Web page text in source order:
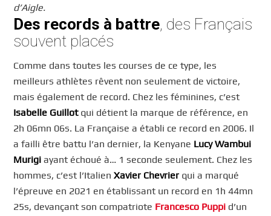
d’Aigle.
Des records à battre, des Français
souvent placés
Comme dans toutes les courses de ce type, les
meilleurs athlètes rêvent non seulement de victoire,
mais également de record. Chez les féminines, c’est
Isabelle Guillotqui détient la marque de référence, en
2h 06mn 06s. La Française a établi ce record en 2006. Il
a failli être battu l’an dernier, la Kenyane Lucy Wambui
Murigi ayant échoué à… 1 seconde seulement. Chez les
hommes, c’est l’ItalienXavier Chevrier qui a marqué
l’épreuve en 2021 en établissant un record en 1h 44mn
25s, devançant son compatriote Francesco Puppi d’un